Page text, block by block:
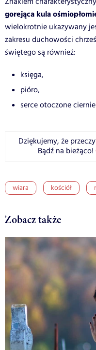
gorejąca kula
wielokrotnie ukazywany
zakresu duchowości
świętego są również:
księga,
pióro,
serce otoczone
Dziękujemy, że
Bądź na bieżąco!
wiara kościół
Zobacz także